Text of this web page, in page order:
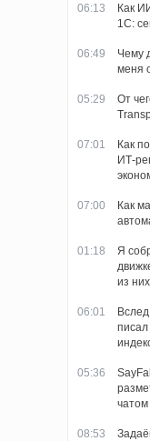
06:13
Как
1С:
06:49
Чему
меня
05:29
От
07:01
Как
ИТ-
07:00
Как
01:18
Я
из них
06:01
05:36
чатом
08:53